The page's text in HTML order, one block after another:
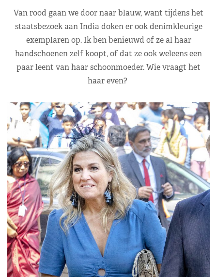
Van rood gaan we door naar blauw, want tijdens het
staatsbezoek aan India doken er ook denimkleurige
exemplaren op. Ik ben benieuwd of ze al haar
handschoenen zelf koopt, of dat ze ook weleens een
paar leent van haar schoonmoeder. Wie vraagt het
haar even?